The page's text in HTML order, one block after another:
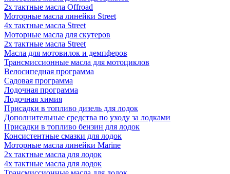
2х тактные масла Offroad
Моторные масла линейки Street
4х тактные масла Street
Моторные масла для скутеров
2х тактные масла Street
Масла для мотовилок и демпферов
Трансмиссионные масла для мотоциклов
Велосипедная программа
Садовая программа
Лодочная программа
Лодочная химия
Присадки в топливо дизель для лодок
Дополнительные средства по уходу за лодками
Присадки в топливо бензин для лодок
Консистентные смазки для лодок
Моторные масла линейки Marine
2х тактные масла для лодок
4х тактные масла для лодок